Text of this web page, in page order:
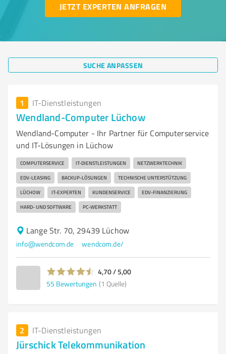
JETZT EXPERTEN ANFRAGEN
SUCHE ANPASSEN
1 IT-Dienstleistungen
Wendland-Computer Lüchow
Wendland-Computer - Ihr Partner für Computerservice
und IT-Lösungen in Lüchow
COMPUTERSERVICE IT-DIENSTLEISTUNGEN NETZWERKTECHNIK
EDV-LEASING BACKUP-LÖSUNGEN TECHNISCHE UNTERSTÜTZUNG
LÜCHOW IT-EXPERTEN KUNDENSERVICE EDV-FINANZIERUNG
HARD- UND SOFTWARE PC-WERKSTATT
Lange Str. 70, 29439 Lüchow
info@wendcom.de wendcom.de/
4,70 / 5,00
55 Bewertungen (1 Quelle)
2 IT-Dienstleistungen
Jürschick Telekommunikation